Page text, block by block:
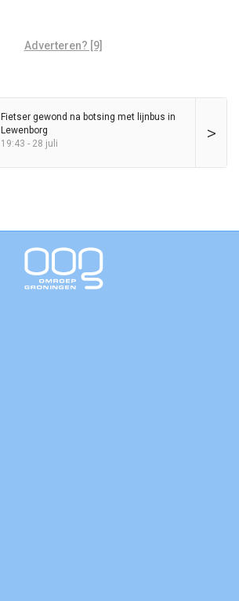
Adverteren? [9]
>
Fietser gewond na botsing met lijnbus in
Lewenborg
19:43 - 28 juli